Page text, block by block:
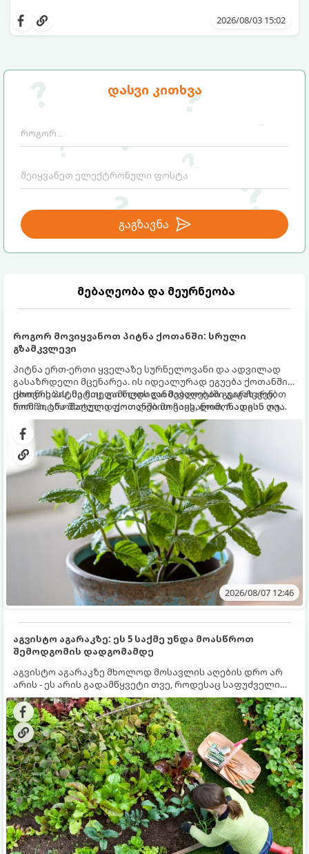
დასვი კითხვა
გაგზავნა
მებაღეობა და მეურნეობა
როგორ მოვიყვანოთ პიტნა ქოთანში: სრული
გზამკვლევი
პიტნა ერთ-ერთი ყველაზე სურნელოვანი და ადვილად
გასაზრდელი მცენარეა. ის იდეალურად ეგუება ქოთანში
ცხოვრებას, მეტიც, გამოცდილი მებაღეები გვირჩევენ,
რომ პიტნა მხოლოდ ქოთანში მოვიყვანოთ, რადგან ღია
გრუნტში (ბაღში) დარგვისას ის ფესვებით ძალიან
სწრაფად ვრცელდება და სხვა მცენარეებს ავიწროებს.
ქოთნის პიტნა მთელი წლის განმავლობაში გაგახარებთ
ნორჩი, არომატული ფოთლებით ჩაის, ლიმონათისა თუ
კერძებისთვის.
2026/08/07 12:46
აგვისტო აგარაკზე: ეს 5 საქმე უნდა მოასწროთ
შემოდგომის დადგომამდე
აგვისტო აგარაკზე მხოლოდ მოსავლის აღების დრო არ
არის - ეს არის გადამწყვეტი თვე, როდესაც საფუძველი
ეყრება მომავალი წლის მოსავალს და ბაღი მზადდება
შემოდგომა-ზამთრის სეზონისთვის. იმისათვის, რომ
ნიადაგმა ენერგია აღიდგინოს, ხოლო მცენარეებმა
ზამთარს გაუძლონ, აგვისტოს ბოლომდე 5
მნიშვნელოვანი საქმის გაკეთება უნდა მოასწროთ:
მომზადებაა - მოხარშვის გარეშე.
ბუნებრივ, კაშკაშა გემოს, არომატს და
2026/08/03 15:02